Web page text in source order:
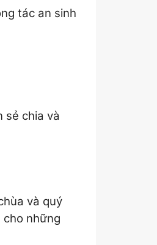
tác an sinh
sẻ chia và
và quý
cho những